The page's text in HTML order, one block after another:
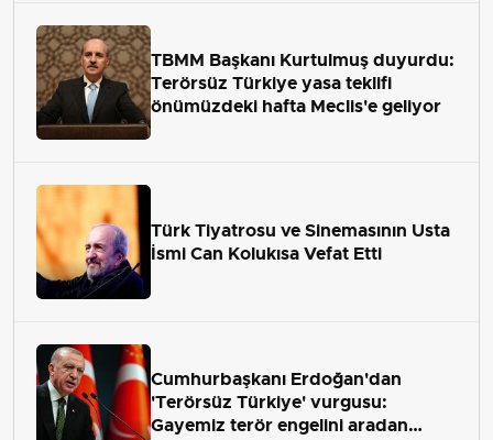
TBMM Başkanı Kurtulmuş duyurdu:
Terörsüz Türkiye yasa teklifi
önümüzdeki hafta Meclis'e geliyor
Türk Tiyatrosu ve Sinemasının Usta
İsmi Can Kolukısa Vefat Etti
Cumhurbaşkanı Erdoğan'dan
'Terörsüz Türkiye' vurgusu:
Gayemiz terör engelini aradan